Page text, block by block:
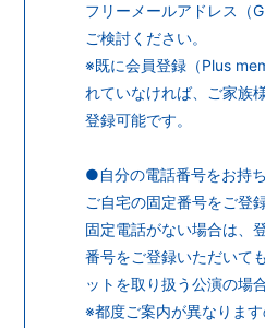
フリーメールアドレス（
ご検討ください。
※既に会員登録（Plus
れていなければ、ご家族
登録可能です。
●自分の電話番号をお持
ご自宅の固定番号をご登
固定電話がない場合は、
番号をご登録いただいて
ットを取り扱う公演の場
※都度ご案内が異なりま